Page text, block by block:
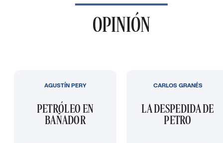
OPINIÓN
PETRÓLEO EN
BAÑADOR
AGUSTÍN PERY
LA DESPEDIDA DE
PETRO
CARLOS GRANÉS